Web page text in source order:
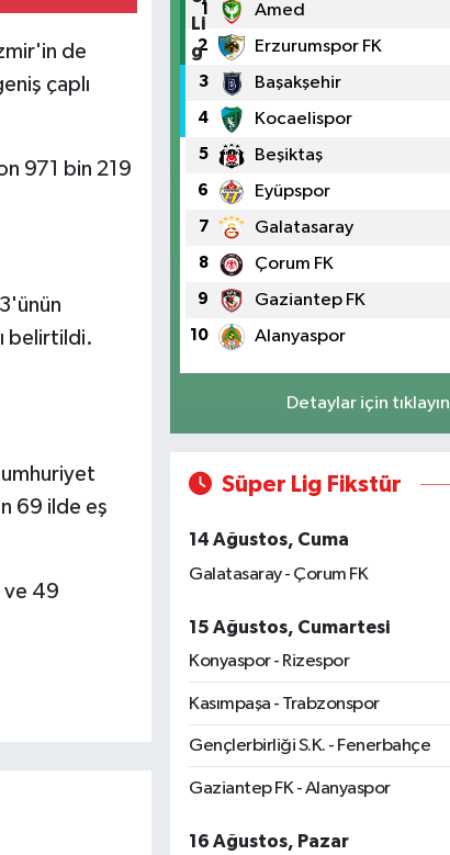
de
çaplı
971 bin 219
belirtildi.
69 ilde eş
ve 49
1 Amed
2 Erzurumspor FK
3 Başakşehir
4 Kocaelispor
5 Beşiktaş
6 Eyüpspor
7 Galatasaray
8 Çorum FK
9 Gaziantep FK
10 Alanyaspor
Detaylar için tıklayın
Süper Lig Fikstür
14 Ağustos, Cuma
Galatasaray - Çorum FK
15 Ağustos, Cumartesi
Konyaspor - Rizespor
Kasımpaşa - Trabzonspor
Gençlerbirliği S.K. - Fenerbahçe
Gaziantep FK - Alanyaspor
16 Ağustos, Pazar